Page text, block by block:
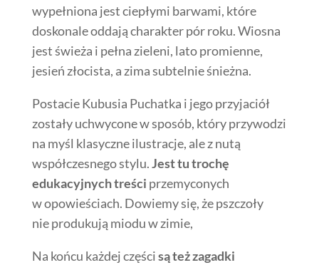
wypełniona jest ciepłymi barwami, które
doskonale oddają charakter pór roku. Wiosna
jest świeża i pełna zieleni, lato promienne,
jesień złocista, a zima subtelnie śnieżna.
Postacie Kubusia Puchatka i jego przyjaciół
zostały uchwycone w sposób, który przywodzi
na myśl klasyczne ilustracje, ale z nutą
współczesnego stylu.Jest tu trochę
edukacyjnych treści przemyconych
w opowieściach. Dowiemy się, że pszczoły
nie produkują miodu w zimie,
Na końcu każdej częścisą też zagadki